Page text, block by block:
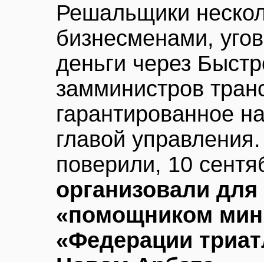
Решальщики
бизнесменами,
деньги через
замминистров
гарантированное
главой
поверили, 10
организовали для
«помощником
«Федерации